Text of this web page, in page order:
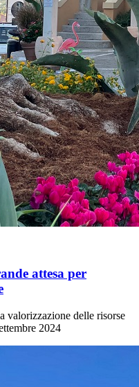
attesa per
valorizzazione delle risorse
2024